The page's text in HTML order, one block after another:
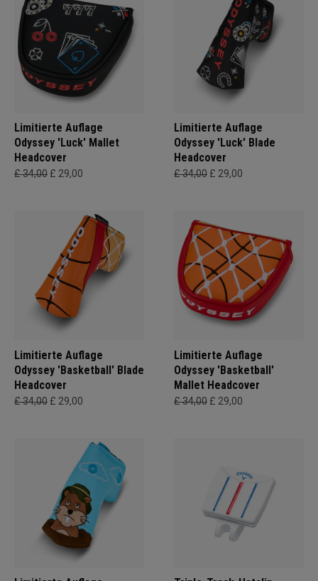
Limitierte Auflage
Odyssey 'Luck' Mallet
Headcover
£ 34,00 £ 29,00
Limitierte Auflage
Odyssey 'Luck' Blade
Headcover
£ 34,00 £ 29,00
Limitierte Auflage
Odyssey 'Basketball' Blade
Headcover
£ 34,00 £ 29,00
Limitierte Auflage
Odyssey 'Basketball'
Mallet Headcover
£ 34,00 £ 29,00